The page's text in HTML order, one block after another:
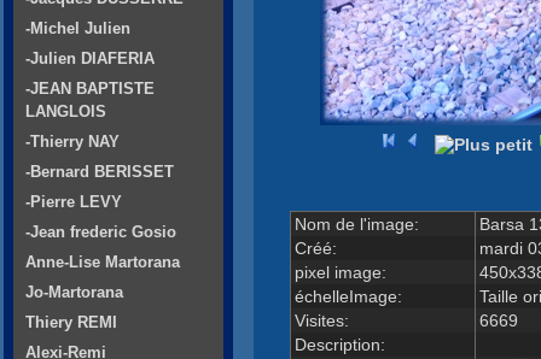
Nom de l'image:
Barsa
Créé:
mardi
pixel image:
échelleImage:
Taille
Visites:
6669
Description:
-Michel Julien
-Julien DIAFERIA
-JEAN BAPTISTE
LANGLOIS
-Thierry NAY
-Bernard BERISSET
-Pierre LEVY
-Jean frederic Gosio
Anne-Lise Martorana
Jo-Martorana
Thiery REMI
Alexi-Remi